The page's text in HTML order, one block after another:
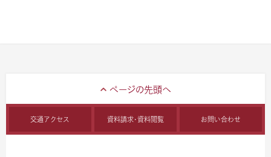
交通アクセス 資料請求・資料閲覧 お問い合わせ